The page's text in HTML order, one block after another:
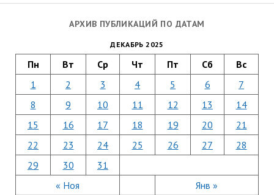
АРХИВ ПУБЛИКАЦИЙ ПО ДАТАМ
ДЕКАБРЬ 2025
Пн Вт Ср Чт Пт Сб Вс
« Ноя Янв »
1 2 3 4 5 6
7
8
9 10 11 12 13
14
15
16 17 18 19 20
21
22
23 24 25 26 27
28
29
30 31